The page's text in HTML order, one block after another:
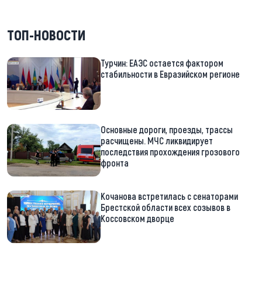
ТОП-НОВОСТИ
Турчин: ЕАЭС остается фактором
стабильности в Евразийском регионе
Основные дороги, проезды, трассы
расчищены. МЧС ликвидирует
последствия прохождения грозового
фронта
Кочанова встретилась с сенаторами
Брестской области всех созывов в
Коссовском дворце